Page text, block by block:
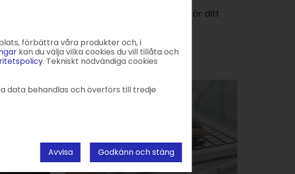
toppdomänen förtroendet för ditt
26.09.2023| Frank | 5 min.
förbättra våra produkter och, i
kan du välja vilka cookies du vill tillåta och
. Tekniskt nödvändiga cookies
data behandlas och överförs till tredje
Avvisa Godkänn och stäng